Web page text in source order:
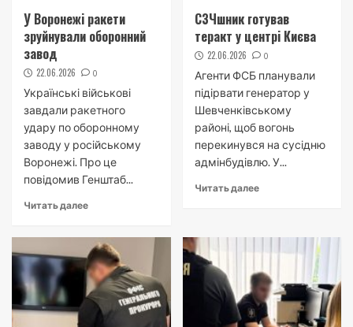
У Воронежі ракети
зруйнували оборонний
завод
22.06.2026 0
Українські військові
завдали ракетного
удару по оборонному
заводу у російському
Воронежі. Про це
повідомив Генштаб...
Читать далее
СЗЧшник готував
теракт у центрі Києва
22.06.2026 0
Агенти ФСБ планували
підірвати генератор у
Шевченківському
районі, щоб вогонь
перекинувся на сусідню
адмінбудівлю. У...
Читать далее